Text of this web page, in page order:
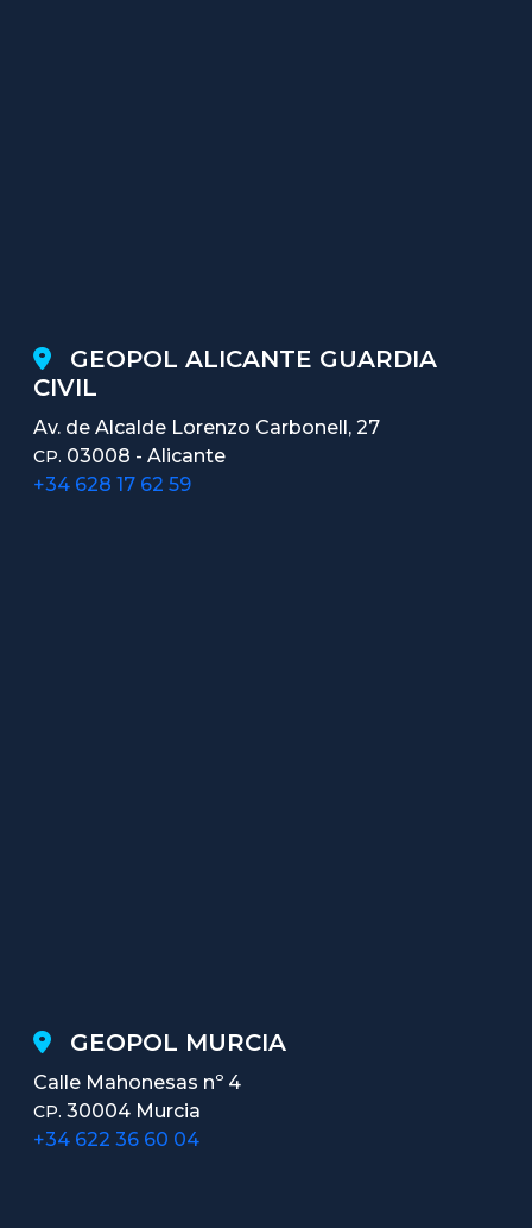
GEOPOL ALICANTE GUARDIA
CIVIL
Av. de Alcalde Lorenzo Carbonell, 27
CP. 03008 - Alicante
+34 628 17 62 59
GEOPOL MURCIA
Calle Mahonesas nº 4
CP. 30004 Murcia
+34 622 36 60 04